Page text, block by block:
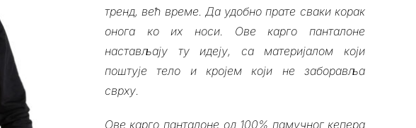
тренд, већ време. Да удобно прате сваки корак
онога ко их носи. Ове карго панталоне
настављају ту идеју, са материјалом који
поштује тело и кројем који не заборавља
сврху.
Ове карго панталоне од 100% памучног кепера